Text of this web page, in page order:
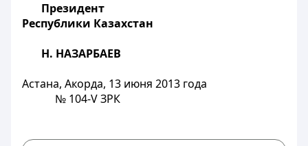
Президент
Республики Казахстан
Н. НАЗАРБАЕВ
Астана, Акорда, 13 июня 2013 года
№ 104-V ЗРК